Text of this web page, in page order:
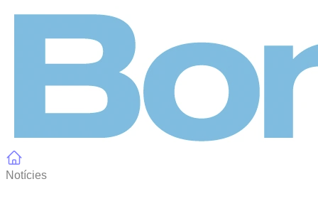
Notícies